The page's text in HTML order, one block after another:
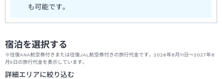
も可能です。
宿泊を選択する
※往復ANA航空券付きまたは往復JAL航空券付きの旅行代金です。2026年8月11日～2027年8
月5日の旅行代金を表示しています。
詳細エリアに絞り込む